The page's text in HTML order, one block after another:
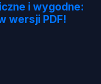
i wygodne:
wersji PDF!